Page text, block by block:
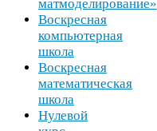
матмоделирование»
Воскресная
компьютерная
школа
Воскресная
математическая
школа
Нулевой